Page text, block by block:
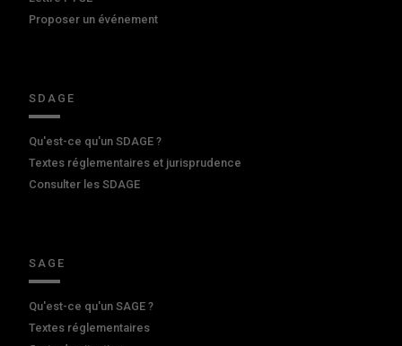
Proposer un événement
SDAGE
Qu'est-ce qu'un SDAGE ?
Textes réglementaires et jurisprudence
Consulter les SDAGE
SAGE
Qu'est-ce qu'un SAGE ?
Textes réglementaires